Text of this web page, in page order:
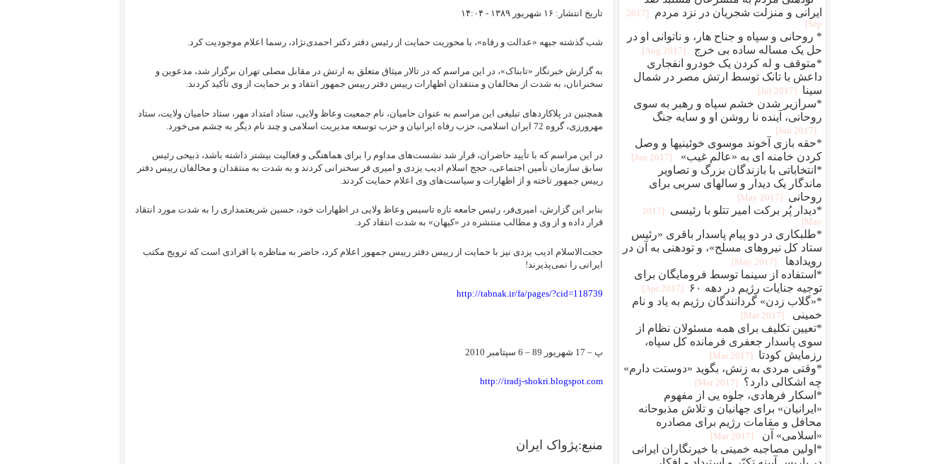
تاريخ انتشار: ۱۶ شهريور ۱۳۸۹ - ۱۴:۰۴
شب گذشته جبهه «عدالت و رفاه»، با محوریت حمایت از رئیس دفتر دکتر احمدی‌نژاد، رسما اعلام موجودیت کرد.
به گزارش خبرنگار «تابناک»، در این مراسم که در تالار میثاق متعلق به ارتش در مقابل مصلی تهران برگزار شد، مدعوین و
سخنرانان، به شدت از مخالفان و منتقدان اظهارات رییس دفتر رییس جمهور انتقاد و بر حمایت از وی تأکید کردند.
همچنین در پلاکاردهای تبلیغی این مراسم به عنوان حامیان، نام جمعیت وعاظ ولایی، ستاد امتداد مهر، ستاد حامیان ولایت، ستاد
مهرورزی، گروه 72 ایران اسلامی، ‌حزب رفاه ایرانیان و حزب توسعه مدیریت اسلامی و چند نام دیگر به چشم می‌خورد.
در این مراسم که با تأیید حاضران، قرار شد نشست‌های مداوم را برای هماهنگی و فعالیت بیشتر داشته باشد، ذبیحی رئیس
سابق سازمان تأمین اجتماعی، حجج ‌اسلام ادیب یزدی و امیری فر سخنرانی کردند و به شدت به منتقدان و مخالفان رییس دفتر
رییس جمهور تاخته و از اظهارات و سیاست‌های وی اعلام حمایت کردند.
بنابر این گزارش، امیری‌فر، رئیس جامعه تازه تاسیس وعاظ ولایی در اظهارات خود، حسین شریعتمداری را به شدت مورد انتقاد
قرار داده و از وی و مطالب منتشره در «کیهان» به شدت انتقاد کرد.
حجت‌الاسلام ادیب یزدی نیز با حمایت از رییس دفتر رییس جمهور اعلام کرد، حاضر به مناظره با افرادی است که ترویج مکتب
ایرانی را نمی‌پذیرند!
http://tabnak.ir/fa/pages/?cid=118739
پ – 17 شهریور 89 – 6 سپتامبر 2010
http://iradj-shokri.blogspot.com
منبع:پژواک ایران
ایرانی و منزلت شجریان در نزد مردم
[2017
Sep]
*‎ ‎روحانی و سپاه و جناح هار، و ناتوانی او در
حل یک مساله ساده بی خرج
[2017 Aug]
*متوقف و له کردن یک خودرو انفجاری
داعش با تانک توسط ارتش مصر در شمال
سینا
[2017 Jul]
*سرازیر شدن خشم سپاه و رهبر به سوی
روحانی، آینده نا روشن او و سایه جنگ
[2017 Jun]
*حقه بازی آخوند موسوی خوئینیها و وصل
کردن خامنه ای به «عالم غیب»‏
[2017 Jun]
*انتخاباتی با بازندگان بزرگ و تصاویر
ماندگار یک دیدار و سالهای سربی برای
روحانی
[2017 May]
*دیدار پُر برکت امیر تتلو با رئیسی
[2017
May]
*طلبکاری در دو پیام پاسدار باقری «رئیس
ستاد کل نیروهای مسلح»، و تودهنی به آن در
رویدادها
[2017 May]
*استفاده از سینما توسط فرومایگان برای
توجیه جنایات رژیم در دهه ۶۰
[2017 Apr]
*‏«گلاب زدن» گردانندگان رژیم به یاد و نام
خمینی
[2017 Mar]
*تعیین تکلیف برای همه مسئولان نظام از
سوی پاسدار جعفری فرمانده کل سپاه،
رزمایش کودتا
[2017 Mar]
*وقتی مردی به زنش، بگوید «دوستت دارم»
چه اشکالی دارد؟
[2017 Mar]
*اسکار فرهادی، جلوه یی از مفهوم
«ایرانیان» برای جهانیان و تلاش مذبوحانه
محافل و ‏مقامات رژیم برای مصادره
«اسلامی» آن
[2017 Mar]
*اولین مصاجبه خمینی با خیرنگاران ایرانی